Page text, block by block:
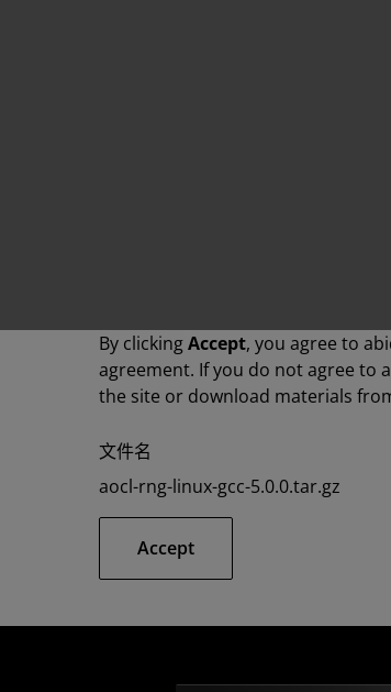
By clickingAccept, you agree to
agreement. If you do not agree to
the site or download materials
文件名
aocl-rng-linux-gcc-5.0.0.tar.gz
Accept